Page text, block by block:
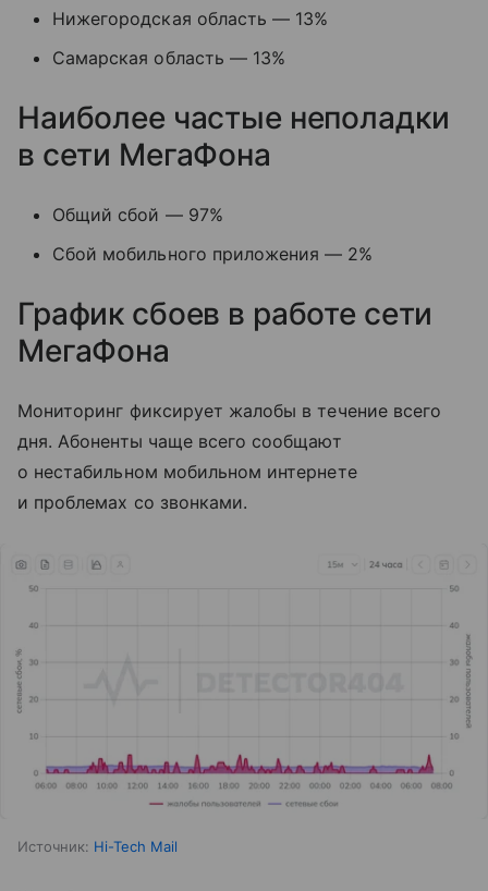
Нижегородская область — 13%
Самарская область — 13%
Наиболее частые неполадки
в сети МегаФона
Общий сбой — 97%
Сбой мобильного приложения — 2%
График сбоев в работе сети
МегаФона
Мониторинг фиксирует жалобы в течение всего
дня. Абоненты чаще всего сообщают
о нестабильном мобильном интернете
и проблемах со звонками.
Источник: Hi-Tech Mail